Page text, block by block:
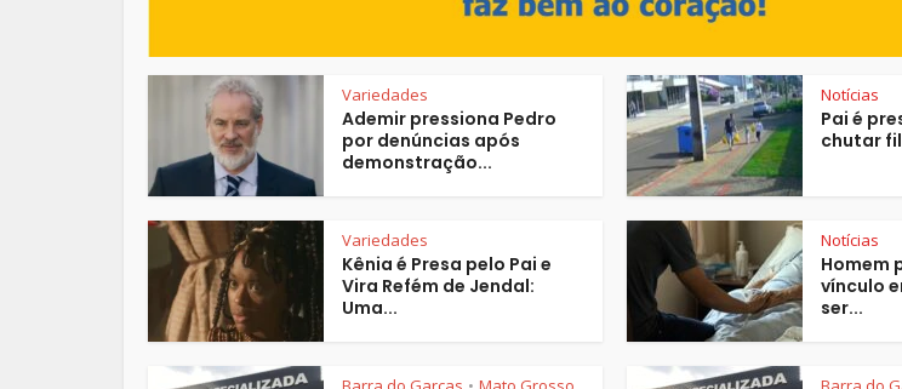
Variedades
Ademir pressiona Pedro
por denúncias após
demonstração...
Notícias
Pai é
chutar
Variedades
Kênia é Presa pelo Pai e
Vira Refém de Jendal:
Uma...
Notícias
Homem
vínculo
ser...